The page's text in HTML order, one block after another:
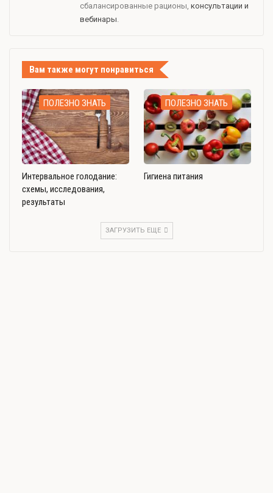
сбалансированные рационы, консультации и
вебинары
Вам также могут понравиться
ПОЛЕЗНО ЗНАТЬ
Интервальное голодание:
схемы, исследования,
результаты
ПОЛЕЗНО ЗНАТЬ
Гигиена питания
ЗАГРУЗИТЬ ЕЩЕ